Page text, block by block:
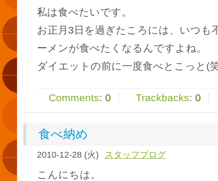
私は食べたいです。
お正月3日を過ぎたころには、いつも
ーメンが食べたくなるんですよね。
ダイエットの前に一度食べとこっと(
Comments: 0 Trackbacks: 0
食べ納め
2010-12-28 (火) スタッフブログ
こんにちは。